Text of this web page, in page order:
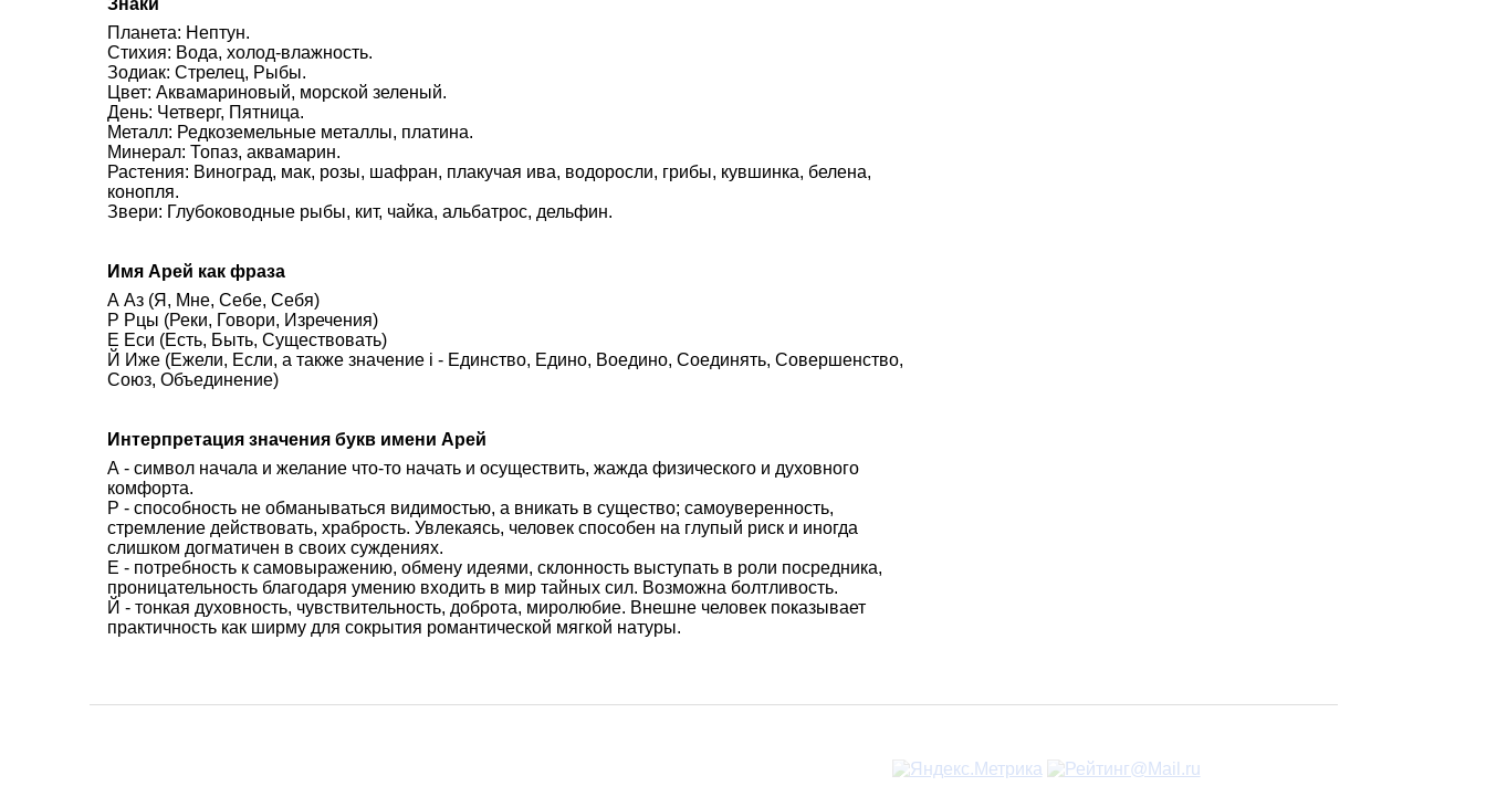
Знаки
Планета: Нептун.
Стихия: Вода, холод-влажность.
Зодиак: Стрелец, Рыбы.
Цвет: Аквамариновый, морской зеленый.
День: Четверг, Пятница.
Металл: Редкоземельные металлы, платина.
Минерал: Топаз, аквамарин.
Растения: Виноград, мак, розы, шафран, плакучая ива, водоросли, грибы, кувшинка, белена,
конопля.
Звери: Глубоководные рыбы, кит, чайка, альбатрос, дельфин.
Имя Арей как фраза
А Аз (Я, Мне, Себе, Себя)
Р Рцы (Реки, Говори, Изречения)
Е Еси (Есть, Быть, Существовать)
Й Иже (Ежели, Если, а также значение i - Единство, Едино, Воедино, Соединять, Совершенство,
Союз, Объединение)
Интерпретация значения букв имени Арей
А - символ начала и желание что-то начать и осуществить, жажда физического и духовного
комфорта.
Р - способность не обманываться видимостью, а вникать в существо; самоуверенность,
стремление действовать, храбрость. Увлекаясь, человек способен на глупый риск и иногда
слишком догматичен в своих суждениях.
Е - потребность к самовыражению, обмену идеями, склонность выступать в роли посредника,
проницательность благодаря умению входить в мир тайных сил. Возможна болтливость.
Й - тонкая духовность, чувствительность, доброта, миролюбие. Внешне человек показывает
практичность как ширму для сокрытия романтической мягкой натуры.